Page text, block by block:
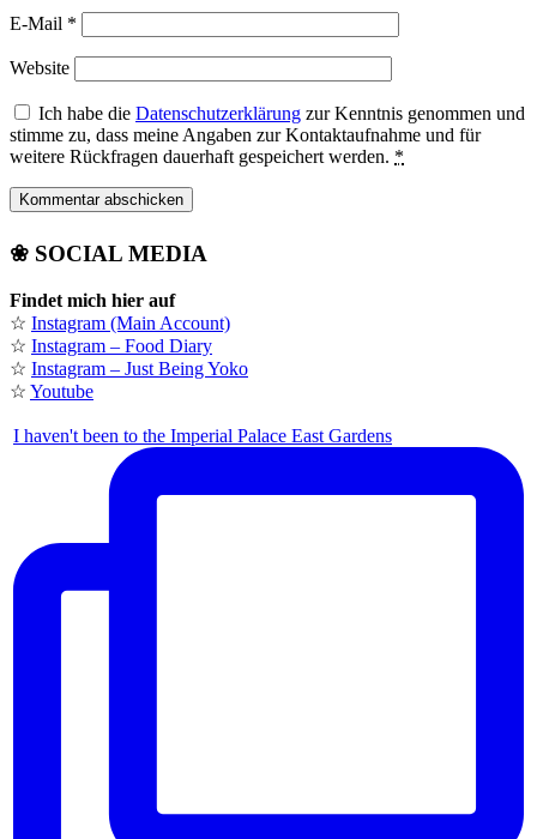
E-Mail *
Website
Ich habe die Datenschutzerklärung zur Kenntnis genommen und
stimme zu, dass meine Angaben zur Kontaktaufnahme und für
weitere Rückfragen dauerhaft gespeichert werden. *
❀ SOCIAL MEDIA
Findet mich hier auf
☆ Instagram (Main Account)
☆ Instagram – Food Diary
☆ Instagram – Just Being Yoko
☆ Youtube
I haven't been to the Imperial Palace East Gardens